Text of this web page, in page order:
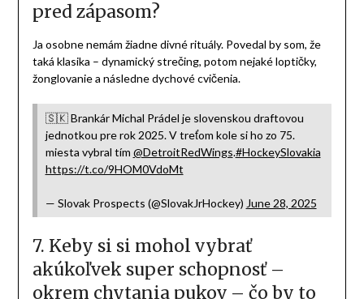
5. Každý športovec má svoj veľký
sen – aký je ten tvoj hokejový?
Mojím snom je v prvom rade robiť to, čo ma baví, a tým si
plniť tie ďalšie sny. Ale ten úplne najväčší je vyhrať Stanley